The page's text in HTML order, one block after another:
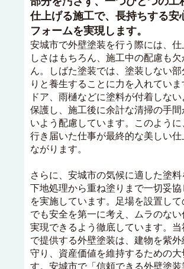
仕上げる施工で、長持ちする安
フォームを実現します。
安城市で外壁塗装を行う際には、仕
しさはもちろん、施工中の配慮も
ん。しばた塗装では、塗装しない
りと養生することに力を入れてい
ドア、雨樋などに塗料が付着しな
保護し、施工後に余計な清掃の手間
いよう配慮しています。このよう
行き届いた仕事が最終的な美しい仕
ながります。
さらに、安城市の気候に適した塗料
下地処理から重ね塗りまで一切妥協
を実施しています。足場を設置し
でも安全を第一に考え、ムラのない
実現できるよう徹底しています。
で提供する外壁塗装は、建物を紫外
守り、資産価値を維持するための
す。安城市で「信頼できる外壁塗